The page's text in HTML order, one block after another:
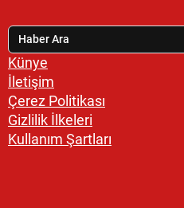
Künye
İletişim
Çerez Politikası
Gizlilik İlkeleri
Kullanım Şartları